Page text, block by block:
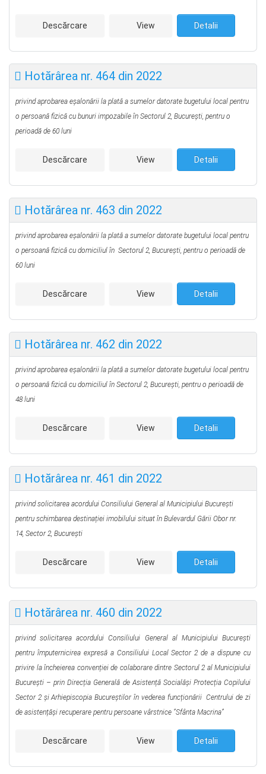
Descărcare View Detalii
Hotărârea nr. 464 din 2022
privind aprobarea eşalonării la plată a sumelor datorate bugetului local pentru
o persoană fizică cu bunuri impozabile în Sectorul 2, Bucureşti, pentru o
perioadă de 60 luni
Descărcare View Detalii
Hotărârea nr. 463 din 2022
privind aprobarea eşalonării la plată a sumelor datorate bugetului local pentru
o persoană fizică cu domiciliul în Sectorul 2, Bucureşti, pentru o perioadă de
60 luni
Descărcare View Detalii
Hotărârea nr. 462 din 2022
privind aprobarea eşalonării la plată a sumelor datorate bugetului local pentru
o persoană fizică cu domiciliul în Sectorul 2, Bucureşti, pentru o perioadă de
48 luni
Descărcare View Detalii
Hotărârea nr. 461 din 2022
privind solicitarea acordului Consiliului General al Municipiului București
pentru schimbarea destinației imobilului situat în Bulevardul Gării Obor nr.
14, Sector 2, București
Descărcare View Detalii
Hotărârea nr. 460 din 2022
privind solicitarea acordului Consiliului General al Municipiului București
pentru împuternicirea expresă a Consiliului Local Sector 2 de a dispune cu
privire la încheierea convenției de colaborare dintre Sectorul 2 al Municipiului
Bucureşti – prin Direcția Generală de Asistență Socialăși Protecția Copilului
Sector 2 și Arhiepiscopia Bucureștilor în vederea funcționării Centrului de zi
de asistențăși recuperare pentru persoane vârstnice ”Sfânta Macrina”
Descărcare View Detalii